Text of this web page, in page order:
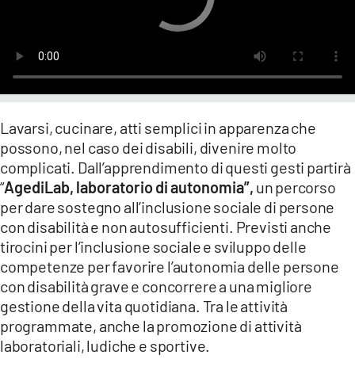
COSENZACHANNEL.IT
CATANZAROCHANNEL.IT
LACAPITALENEWS.IT
App
ANDROID
APPLE
Lavarsi, cucinare, atti semplici in apparenza che
possono, nel caso dei disabili, divenire molto
complicati. Dall’apprendimento di questi gesti partirà
“AgediLab, laboratorio di autonomia”, un percorso
per dare sostegno all’inclusione sociale di persone
con disabilità e non autosufficienti. Previsti anche
tirocini per l’inclusione sociale e sviluppo delle
competenze per favorire l’autonomia delle persone
con disabilità grave e concorrere a una migliore
gestione della vita quotidiana. Tra le attività
programmate, anche la promozione di attività
laboratoriali, ludiche e sportive.